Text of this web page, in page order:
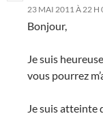
23 MAI 2011 À 22 H
Bonjour,
Je suis
vous pourrez
Je suis atteinte